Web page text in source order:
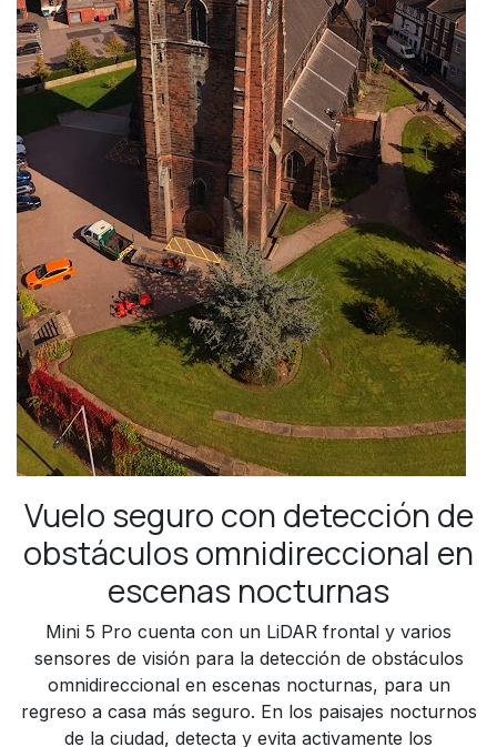
Vuelo seguro con detección de
obstáculos omnidireccional en
escenas nocturnas
Mini 5 Pro cuenta con un LiDAR frontal y varios
sensores de visión para la detección de obstáculos
omnidireccional en escenas nocturnas, para un
regreso a casa más seguro. En los paisajes nocturnos
de la ciudad, detecta y evita activamente los